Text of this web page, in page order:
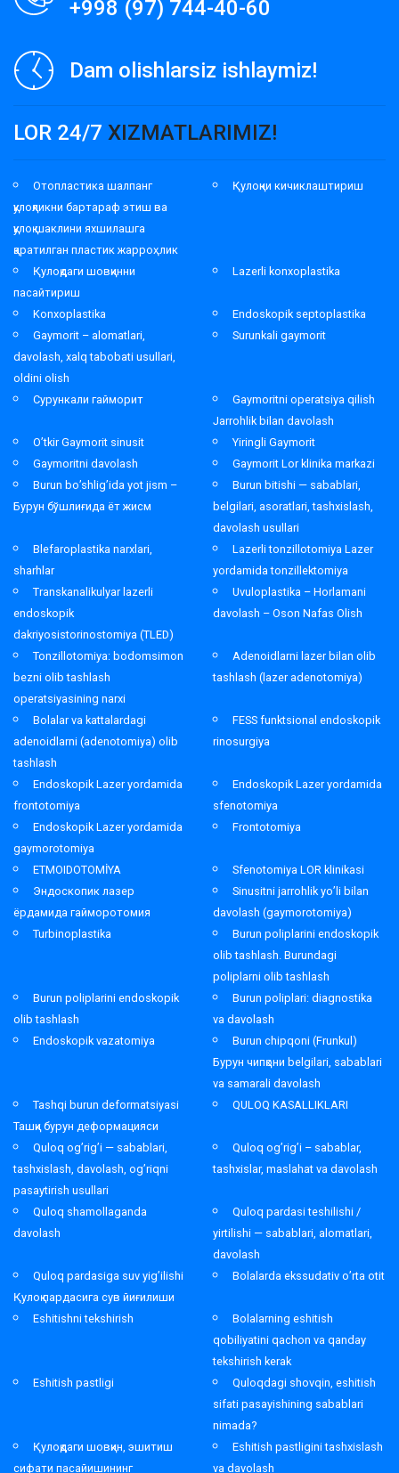
+998 (97) 744-40-60
Dam olishlarsiz ishlaymiz!
LOR 24/7 XIZMATLARIMIZ!
Отопластика шалпанг
қулоқликни бартараф этиш ва
қулоқ шаклини яхшилашга
қаратилган пластик жарроҳлик
Қулоқни кичиклаштириш
Қулоқдаги шовқинни
пасайтириш
Lazerli konxoplastika
Konxoplastika
Endoskopik septoplastika
Gaymorit – alomatlari,
davolash, xalq tabobati usullari,
oldini olish
Surunkali gaymorit
Сурункали гайморит
Gaymoritni operatsiya qilish
Jarrohlik bilan davolash
O’tkir Gaymorit sinusit
Yiringli Gaymorit
Gaymoritni davolash
Gaymorit Lor klinika markazi
Burun bo’shlig’ida yot jism –
Бурун бўшлиғида ёт жисм
Burun bitishi — sabablari,
belgilari, asoratlari, tashxislash,
davolash usullari
Blefaroplastika narxlari,
sharhlar
Lazerli tonzillotomiya Lazer
yordamida tonzillektomiya
Transkanalikulyar lazerli
endoskopik
dakriyosistorinostomiya (TLED)
Uvuloplastika – Horlamani
davolash – Oson Nafas Olish
Tonzillotomiya: bodomsimon
bezni olib tashlash
operatsiyasining narxi
Adenoidlarni lazer bilan olib
tashlash (lazer adenotomiya)
Bolalar va kattalardagi
adenoidlarni (adenotomiya) olib
tashlash
FESS funktsional endoskopik
rinosurgiya
Endoskopik Lazer yordamida
frontotomiya
Endoskopik Lazer yordamida
sfenotomiya
Endoskopik Lazer yordamida
gaymorotomiya
Frontotomiya
ETMOIDOTOMİYA
Sfenotomiya LOR klinikasi
Эндоскопик лазер
ёрдамида гайморотомия
Sinusitni jarrohlik yo’li bilan
davolash (gaymorotomiya)
Turbinoplastika
Burun poliplarini endoskopik
olib tashlash. Burundagi
poliplarni olib tashlash
Burun poliplarini endoskopik
olib tashlash
Burun poliplari: diagnostika
va davolash
Endoskopik vazatomiya
Burun chipqoni (Frunkul)
Бурун чипқони belgilari, sabablari
va samarali davolash
Tashqi burun deformatsiyasi
Ташқи бурун деформацияси
QULOQ KASALLIKLARI
Quloq og’rig’i — sabablari,
tashxislash, davolash, og’riqni
pasaytirish usullari
Quloq og’rig’i – sabablar,
tashxislar, maslahat va davolash
Quloq shamollaganda
davolash
Quloq pardasi teshilishi /
yirtilishi — sabablari, alomatlari,
davolash
Quloq pardasiga suv yig’ilishi
Қулоқ пардасига сув йиғилиши
Bolalarda ekssudativ o’rta otit
Eshitishni tekshirish
Bolalarning eshitish
qobiliyatini qachon va qanday
tekshirish kerak
Eshitish pastligi
Quloqdagi shovqin, eshitish
sifati pasayishining sabablari
nimada?
Қулоқдаги шовқин, эшитиш
сифати пасайишининг
Eshitish pastligini tashxislash
va davolash